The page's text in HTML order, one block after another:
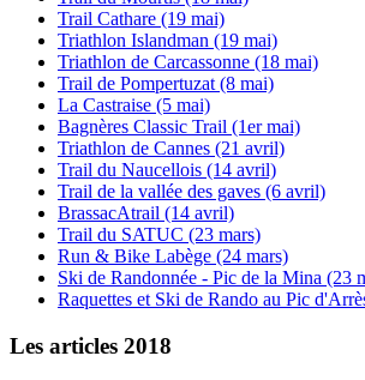
Trail Cathare (19 mai)
Triathlon Islandman (19 mai)
Triathlon de Carcassonne (18 mai)
Trail de Pompertuzat (8 mai)
La Castraise (5 mai)
Bagnères Classic Trail (1er mai)
Triathlon de Cannes (21 avril)
Trail du Naucellois (14 avril)
Trail de la vallée des gaves (6 avril)
BrassacAtrail (14 avril)
Trail du SATUC (23 mars)
Run & Bike Labège (24 mars)
Ski de Randonnée - Pic de la Mina (23
Raquettes et Ski de Rando au Pic
Les articles 2018